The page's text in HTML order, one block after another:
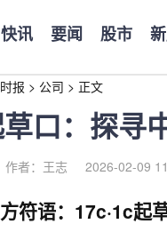
快讯 要闻 股市
报 > 公司 > 正文
口：探寻
作者：王志 2026-02-09
符语：17c·1c起